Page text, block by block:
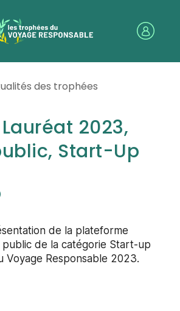
des trophées
2023,
Start-Up
de la plateforme
public de la catégorie Start-up
Voyage Responsable 2023.